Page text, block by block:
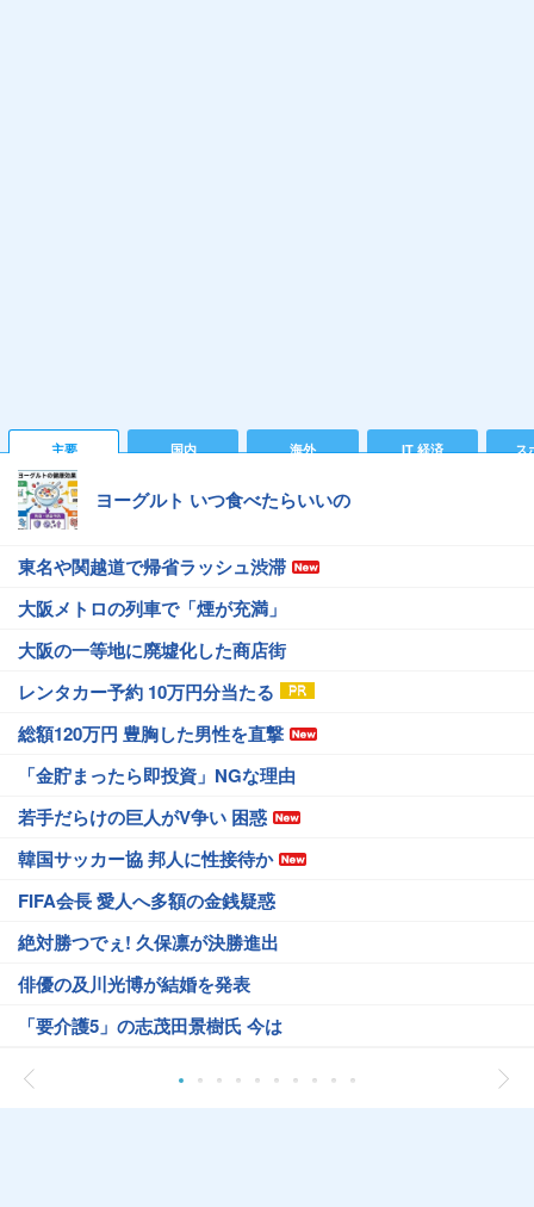
主要 国内 海外 IT 経済 ス
ヨーグルト いつ食べたらいいの
東名や関越道で帰省ラッシュ渋滞
大阪メトロの列車で「煙が充満」
大阪の一等地に廃墟化した商店街
レンタカー予約 10万円分当たる
総額120万円 豊胸した男性を直撃
「金貯まったら即投資」NGな理由
若手だらけの巨人がV争い 困惑
韓国サッカー協 邦人に性接待か
FIFA会長 愛人へ多額の金銭疑惑
絶対勝つでぇ! 久保凛が決勝進出
俳優の及川光博が結婚を発表
「要介護5」の志茂田景樹氏 今は